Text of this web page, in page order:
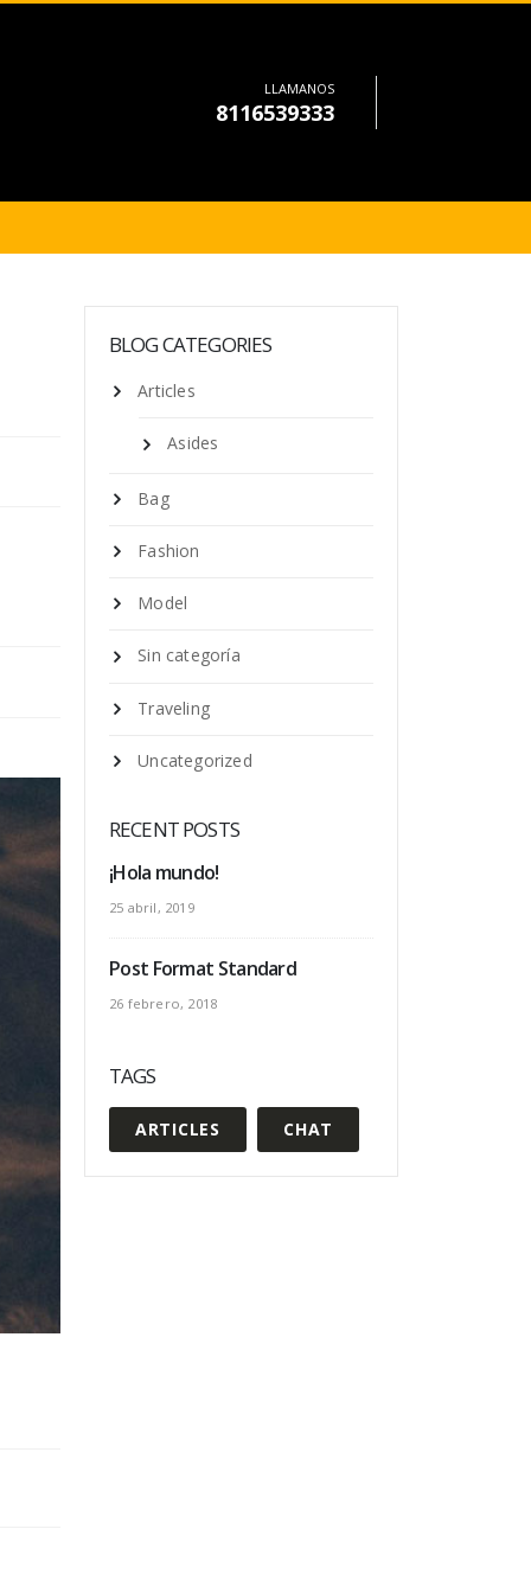
LLAMANOS
8116539333
BLOG CATEGORIES
Articles
Asides
Bag
Fashion
Model
Sin categoría
Traveling
Uncategorized
RECENT POSTS
¡Hola mundo!
25 abril, 2019
Post Format Standard
26 febrero, 2018
TAGS
ARTICLES CHAT